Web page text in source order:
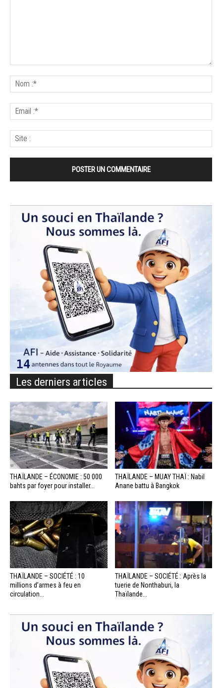
Les derniers articles
THAÏLANDE – ÉCONOMIE : 50 000
bahts par foyer pour installer...
THAÏLANDE – MUAY THAÏ : Nabil
Anane battu à Bangkok
THAÏLANDE – SOCIÉTÉ : 10
millions d’armes à feu en
circulation...
THAÏLANDE – SOCIÉTÉ : Après la
tuerie de Nonthaburi, la
Thaïlande...